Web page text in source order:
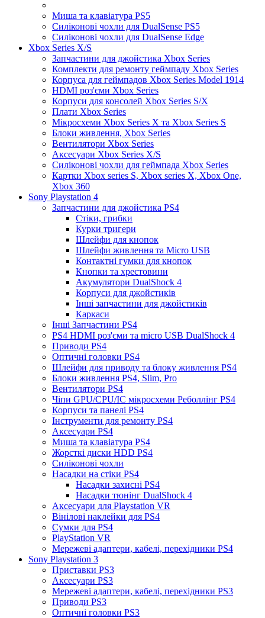
Миша та клавіатура PS5
Силіконові чохли для DualSense PS5
Силіконові чохли для DualSense Edge
Xbox Series X/S
Запчастини для джойстика Xbox Series
Комплекти для ремонту геймпаду Xbox Series
Корпуса для геймпадов Xbox Series Model 1914
HDMI роз'єми Xbox Series
Корпуси для консолей Xbox Series S/X
Плати Xbox Series
Мікросхеми Xbox Series X та Xbox Series S
Блоки живлення, Xbox Series
Вентилятори Xbox Series
Аксесуари Xbox Series X/S
Силіконові чохли для геймпада Xbox Series
Картки Xbox series S, Xbox series X, Xbox One,
Xbox 360
Sony Playstation 4
Запчастини для джойстика PS4
Стіки, грибки
Курки тригери
Шлейфи для кнопок
Шлейфи живлення та Micro USB
Контактні гумки для кнопок
Кнопки та хрестовини
Акумулятори DualShock 4
Корпуси для джойстиків
Інші запчастини для джойстиків
Каркаси
Інші Запчастини PS4
PS4 HDMI роз'єми та micro USB DualShock 4
Приводи PS4
Оптичні головки PS4
Шлейфи для приводу та блоку живлення PS4
Блоки живлення PS4, Slim, Pro
Вентилятори PS4
Чіпи GPU/CPU/IC мікросхеми Реболлінг PS4
Корпуси та панелі PS4
Інструменти для ремонту PS4
Аксесуари PS4
Миша та клавіатура PS4
Жорсткі диски HDD PS4
Силіконові чохли
Насадки на стіки PS4
Насадки захисні PS4
Насадки тюнінг DualShock 4
Аксесуари для Playstation VR
Вінілові наклейки для PS4
Сумки для PS4
PlayStation VR
Мережеві адаптери, кабелі, перехідники PS4
Sony Playstation 3
Приставки PS3
Аксесуари PS3
Мережеві адаптери, кабелі, перехідники PS3
Приводи PS3
Оптичні головки PS3